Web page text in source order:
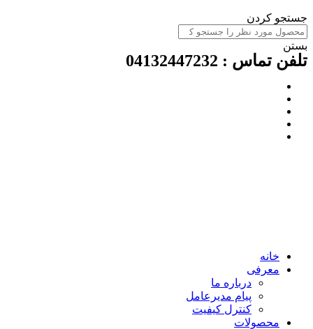
جستجو کردن
بستن
تلفن تماس : 04132447232
خانه
معرفی
درباره ما
پیام مدیرعامل
کنترل کیفیت
محصولات